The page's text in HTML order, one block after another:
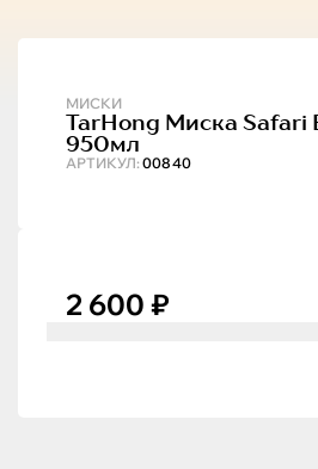
МИСКИ
АРТИКУЛ: 00840
TarHong Миска Safari
950мл
2 600 ₽